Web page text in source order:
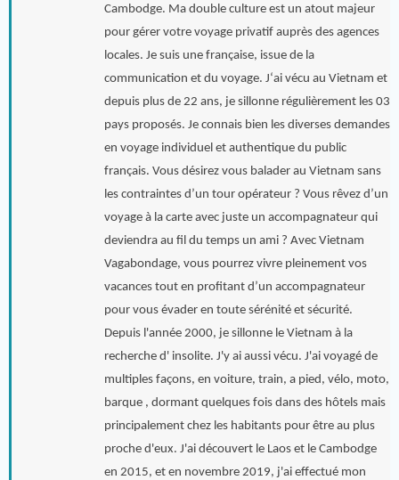
Cambodge. Ma double culture est un atout majeur
pour gérer votre voyage privatif auprès des agences
locales. Je suis une française, issue de la
communication et du voyage. J‘ai vécu au Vietnam et
depuis plus de 22 ans, je sillonne régulièrement les 03
pays proposés. Je connais bien les diverses demandes
en voyage individuel et authentique du public
français. Vous désirez vous balader au Vietnam sans
les contraintes d’un tour opérateur ? Vous rêvez d’un
voyage à la carte avec juste un accompagnateur qui
deviendra au fil du temps un ami ? Avec Vietnam
Vagabondage, vous pourrez vivre pleinement vos
vacances tout en profitant d’un accompagnateur
pour vous évader en toute sérénité et sécurité.
Depuis l'année 2000, je sillonne le Vietnam à la
recherche d' insolite. J'y ai aussi vécu. J'ai voyagé de
multiples façons, en voiture, train, a pied, vélo, moto,
barque , dormant quelques fois dans des hôtels mais
principalement chez les habitants pour être au plus
proche d'eux. J'ai découvert le Laos et le Cambodge
en 2015, et en novembre 2019, j'ai effectué mon